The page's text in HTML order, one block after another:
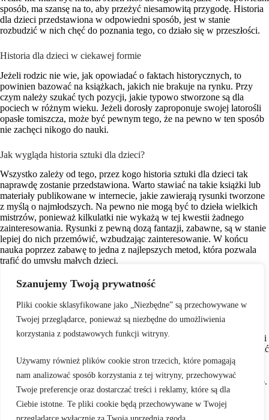
Szanujemy Twoją prywatność
Pliki cookie sklasyfikowane jako „Niezbędne” są przechowywane w
Twojej przeglądarce, ponieważ są niezbędne do umożliwienia
korzystania z podstawowych funkcji witryny.
Używamy również plików cookie stron trzecich, które pomagają
nam analizować sposób korzystania z tej witryny, przechowywać
Twoje preferencje oraz dostarczać treści i reklamy, które są dla
Ciebie istotne. Te pliki cookie będą przechowywane w Twojej
sposób, ma szansę na to, aby przeżyć niesamowitą przygodę. Historia
dla dzieci przedstawiona w odpowiedni sposób, jest w stanie
rozbudzić w nich chęć do poznania tego, co działo się w przeszłości.
Historia dla dzieci w ciekawej formie
Jeżeli rodzic nie wie, jak opowiadać o faktach historycznych, to
powinien bazować na książkach, jakich nie brakuje na rynku. Przy
czym należy szukać tych pozycji, jakie typowo stworzone są dla
pociech w różnym wieku. Jeżeli dorosły zaproponuje swojej latorośli
opasłe tomiszcza, może być pewnym tego, że na pewno w ten sposób
nie zachęci nikogo do nauki.
Jak wygląda historia sztuki dla dzieci?
Wszystko zależy od tego, przez kogo historia sztuki dla dzieci tak
naprawdę zostanie przedstawiona. Warto stawiać na takie książki lub
materiały publikowane w internecie, jakie zawierają rysunki tworzone
z myślą o najmłodszych. Na pewno nie mogą być to dzieła wielkich
mistrzów, ponieważ kilkulatki nie wykażą w tej kwestii żadnego
zainteresowania. Rysunki z pewną dozą fantazji, zabawne, są w stanie
lepiej do nich przemówić, wzbudzając zainteresowanie. W końcu
nauka poprzez zabawę to jedna z najlepszych metod, która pozwala
trafić do umysłu małych dzieci.
Czy historia roweru dla dzieci jest ciekawa?
Oczywiście, że tak. Tym bardziej że dzieci kochają jazdę na rowerze.
Jednak dziecko samo może nie zadać sobie trudności tym, aby
stwierdzić, skąd tak naprawdę wziął się jego jednoślad i jaka jest
historia roweru dla dzieci. Może więc warto podczas jakiejś wycieczki
rowerowej, zadać dziecku to pytanie. Na pewno będzie chciało poznać
odpowiedź, ponieważ pociechy to z reguły bardzo ciekawskie istoty.
Bez trudu będzie można znaleźć w internecie materiały, jakie na
sposób dziecięcy wyjaśniają, jak to tak naprawdę z tym rowerem było.